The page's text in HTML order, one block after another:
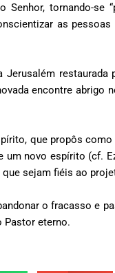
tornando-se
as
encontre
que propôs
novo espírito (cf.
sejam fiéis ao
o fracasso e
Pastor eterno.